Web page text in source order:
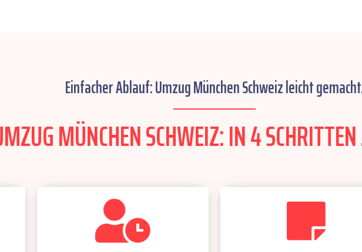
Einfacher Ablauf: Umzug München Schweiz leicht
MÜNCHEN SCHWEIZ: IN 4